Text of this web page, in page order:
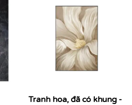
Tranh hoa, đã có khung -